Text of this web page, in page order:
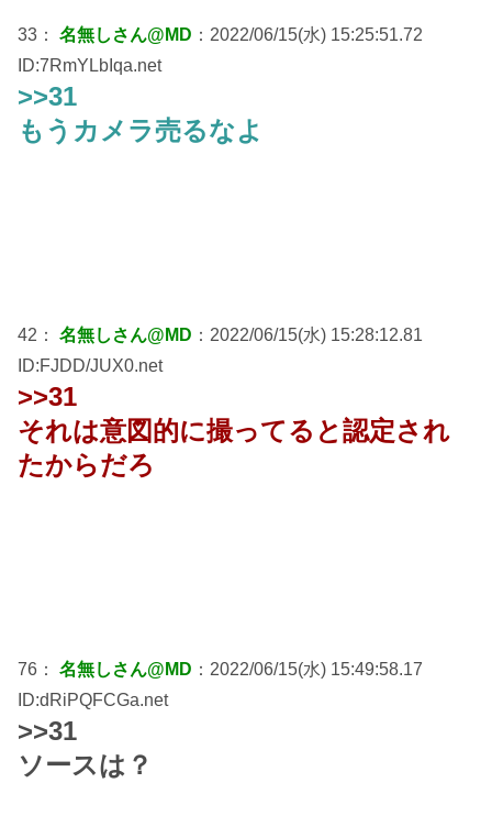
33： 名無しさん@MD ：2022/06/15(水) 15:25:51.72
ID:7RmYLbIqa.net
>>31
もうカメラ売るなよ
42： 名無しさん@MD ：2022/06/15(水) 15:28:12.81
ID:FJDD/JUX0.net
>>31
それは意図的に撮ってると認定され
たからだろ
76： 名無しさん@MD ：2022/06/15(水) 15:49:58.17
ID:dRiPQFCGa.net
>>31
ソースは？